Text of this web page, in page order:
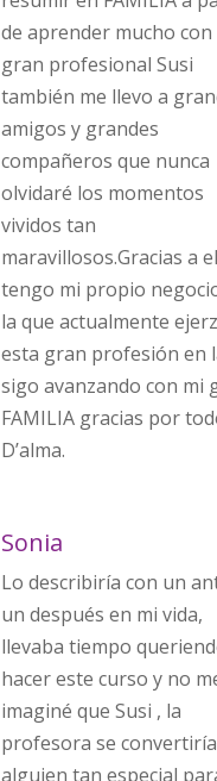
de aprender mucho con
gran profesional Susi
también me llevo a
amigos y grandes
compañeros que nunca
olvidaré los momentos
vividos tan
maravillosos.Gracias a
tengo mi propio
la que actualmente
esta gran profesión en
sigo avanzando con mi
FAMILIA gracias por
D’alma.
Sonia
Lo describiría con un
un después en mi vida,
llevaba tiempo
hacer este curso y no
imaginé que Susi , la
profesora se
alguien tan especial